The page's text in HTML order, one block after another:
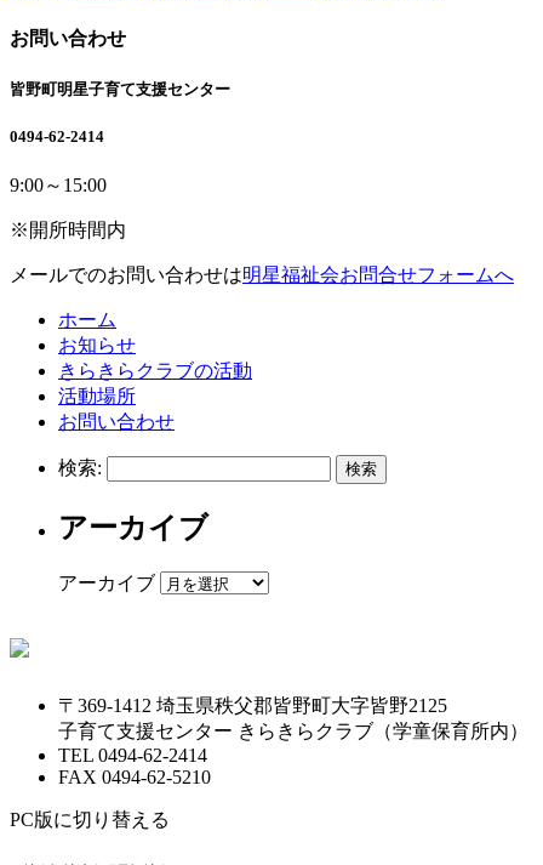
お問い合わせ
皆野町明星子育て支援センター
0494-62-2414
9:00～15:00
※開所時間内
メールでのお問い合わせは明星福祉会お問合せフォームへ
ホーム
お知らせ
きらきらクラブの活動
活動場所
お問い合わせ
検索:
アーカイブ
アーカイブ
〒369-1412 埼玉県秩父郡皆野町大字皆野2125
子育て支援センター きらきらクラブ （学童保育所内）
TEL 0494-62-2414
FAX 0494-62-5210
PC版に切り替える